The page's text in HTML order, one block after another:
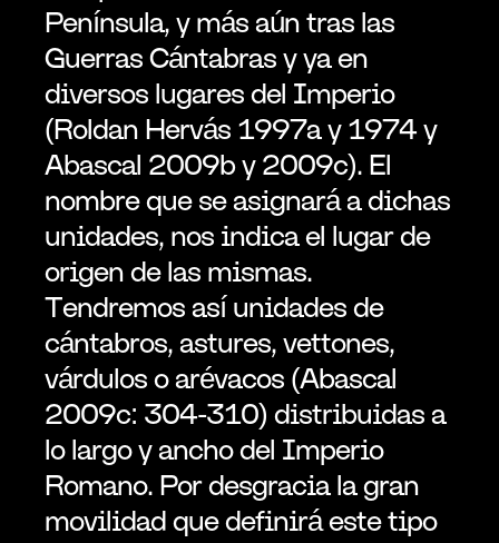
Península, y más aún tras las
Guerras Cántabras y ya en
diversos lugares del Imperio
(Roldan Hervás 1997a y 1974 y
Abascal 2009b y 2009c). El
nombre que se asignará a dichas
unidades, nos indica el lugar de
origen de las mismas.
Tendremos así unidades de
cántabros, astures, vettones,
várdulos o arévacos (Abascal
2009c: 304-310) distribuidas a
lo largo y ancho del Imperio
Romano. Por desgracia la gran
movilidad que definirá este tipo